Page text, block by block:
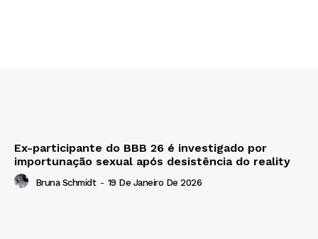
Ex-participante do BBB 26 é investigado por
importunação sexual após desistência do reality
Bruna Schmidt - 19 De Janeiro De 2026